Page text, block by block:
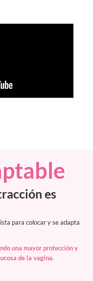
es
para colocar y se adapta
una mayor protección y
de la vagina.